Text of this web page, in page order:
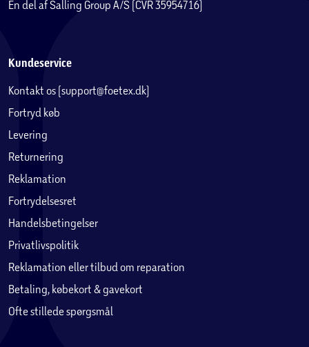
En del af Salling Group A/S (CVR 35954716)
Kundeservice
Kontakt os (support@foetex.dk)
Fortryd køb
Levering
Returnering
Reklamation
Fortrydelsesret
Handelsbetingelser
Privatlivspolitik
Reklamation eller tilbud om reparation
Betaling, købekort & gavekort
Ofte stillede spørgsmål